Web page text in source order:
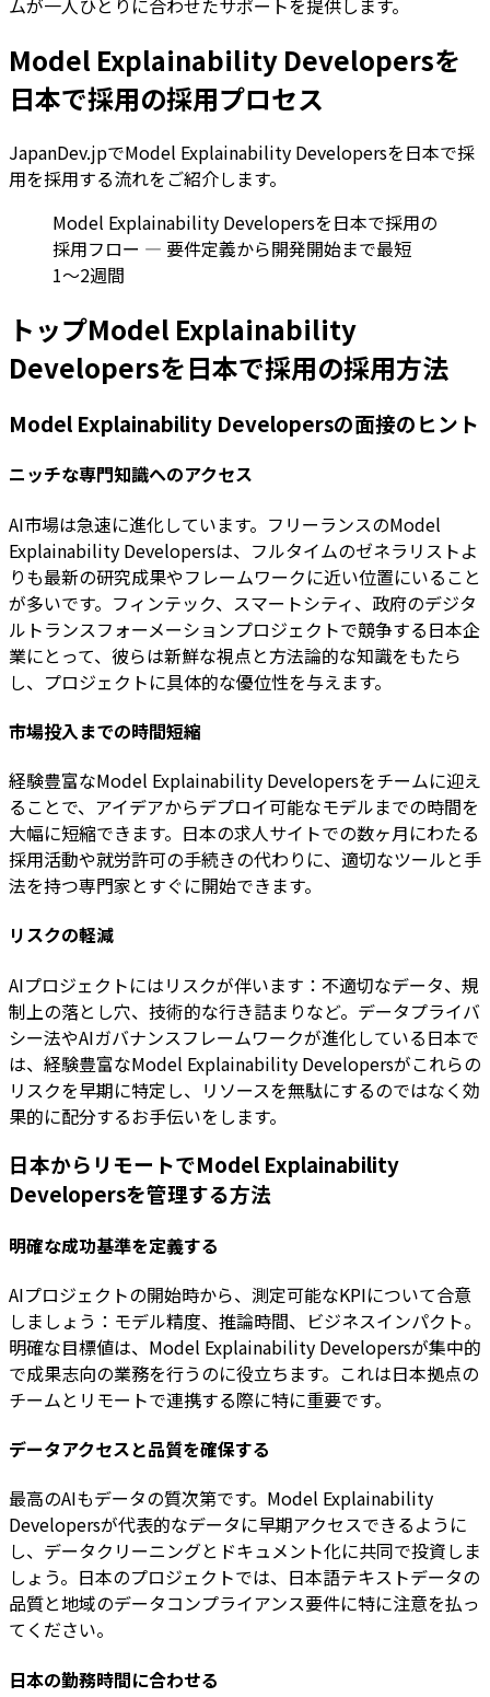
ムが一人ひとりに合わせたサポートを提供します。
Model Explainability Developersを
日本で採用の採用プロセス
JapanDev.jpでModel Explainability Developersを日本で採
用を採用する流れをご紹介します。
Model Explainability Developersを日本で採用の
採用フロー — 要件定義から開発開始まで最短
1〜2週間
トップModel Explainability
Developersを日本で採用の採用方法
Model Explainability Developersの面接のヒント
ニッチな専門知識へのアクセス
AI市場は急速に進化しています。フリーランスのModel
Explainability Developersは、フルタイムのゼネラリストよ
りも最新の研究成果やフレームワークに近い位置にいること
が多いです。フィンテック、スマートシティ、政府のデジタ
ルトランスフォーメーションプロジェクトで競争する日本企
業にとって、彼らは新鮮な視点と方法論的な知識をもたら
し、プロジェクトに具体的な優位性を与えます。
市場投入までの時間短縮
経験豊富なModel Explainability Developersをチームに迎え
ることで、アイデアからデプロイ可能なモデルまでの時間を
大幅に短縮できます。日本の求人サイトでの数ヶ月にわたる
採用活動や就労許可の手続きの代わりに、適切なツールと手
法を持つ専門家とすぐに開始できます。
リスクの軽減
AIプロジェクトにはリスクが伴います：不適切なデータ、規
制上の落とし穴、技術的な行き詰まりなど。データプライバ
シー法やAIガバナンスフレームワークが進化している日本で
は、経験豊富なModel Explainability Developersがこれらの
リスクを早期に特定し、リソースを無駄にするのではなく効
果的に配分するお手伝いをします。
日本からリモートでModel Explainability
Developersを管理する方法
明確な成功基準を定義する
AIプロジェクトの開始時から、測定可能なKPIについて合意
しましょう：モデル精度、推論時間、ビジネスインパクト。
明確な目標値は、Model Explainability Developersが集中的
で成果志向の業務を行うのに役立ちます。これは日本拠点の
チームとリモートで連携する際に特に重要です。
データアクセスと品質を確保する
最高のAIもデータの質次第です。Model Explainability
Developersが代表的なデータに早期アクセスできるように
し、データクリーニングとドキュメント化に共同で投資しま
しょう。日本のプロジェクトでは、日本語テキストデータの
品質と地域のデータコンプライアンス要件に特に注意を払っ
てください。
日本の勤務時間に合わせる